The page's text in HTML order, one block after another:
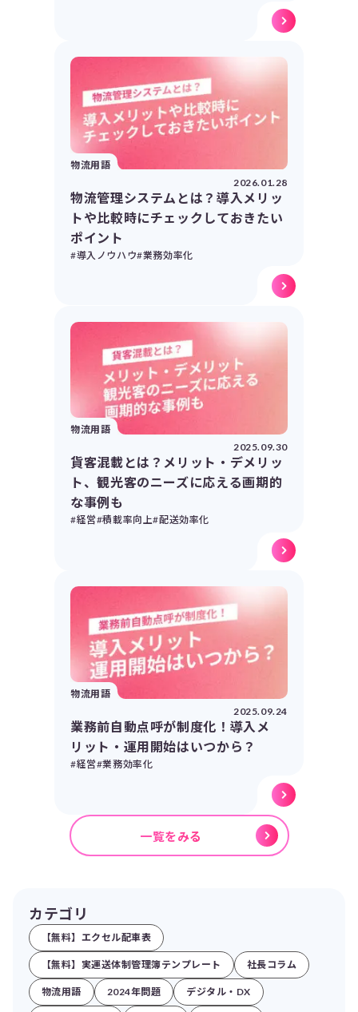
物流用語
2026.01.28
物流管理システムとは？導入メリッ
トや比較時にチェックしておきたい
ポイント
#導入ノウハウ#業務効率化
物流用語
2025.09.30
貨客混載とは？メリット・デメリッ
ト、観光客のニーズに応える画期的
な事例も
#経営#積載率向上#配送効率化
物流用語
2025.09.24
業務前自動点呼が制度化！導入メ
リット・運用開始はいつから？
#経営#業務効率化
一覧をみる
カテゴリ
【無料】エクセル配車表
【無料】実運送体制管理簿テンプレート 社長コラム
物流用語 2024年問題 デジタル・DX